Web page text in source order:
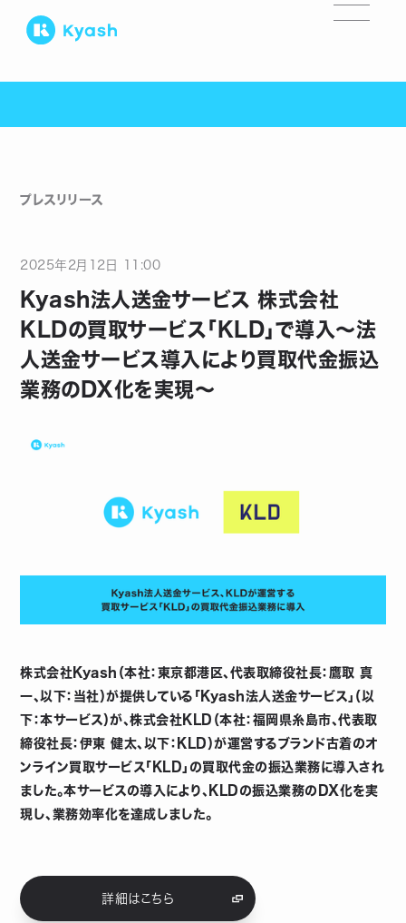
プレスリリース
2025年 2月 12 日 11:00
Kyash法人送金サービス 株式会社
KLDの買取サービス「KLD」で導入〜法
人送金サービス導入により買取代金振込
業務のDX化を実現〜
株式会社Kyash（本社：東京都港区、代表取締役社長：鷹取 真
一、以下：当社）が提供している「Kyash法人送金サービス」（以
下：本サービス）が、株式会社KLD（本社：福岡県糸島市、代表取
締役社長：伊東 健太、以下：KLD）が運営するブランド古着のオ
ンライン買取サービス「KLD」の買取代金の振込業務に導入され
ました。本サービスの導入により、KLDの振込業務のDX化を実
現し、業務効率化を達成しました。
詳細はこちら